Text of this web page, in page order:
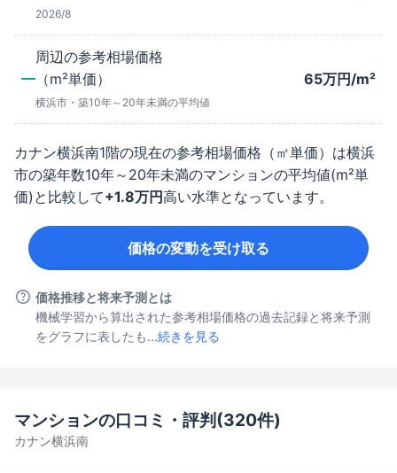
2026/8
周辺の参考相場価格
（m²単価）
横浜市 ・築10年～20年未満の平均値
65万円/m²
カナン横浜南1階の現在の参考相場価格（㎡単価）は横浜
市の築年数10年～20年未満のマンションの平均値(m²単
価)と比較して+1.8万円高い水準となっています。
価格の変動を受け取る
価格推移と将来予測とは
機械学習から算出された参考相場価格の過去記録と将来予測
をグラフに表したも...続きを見る
カナン横浜南
マンションの口コミ・評判(320件)